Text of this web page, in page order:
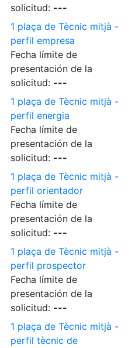
solicitud: ---
1 plaça de Tècnic mitjà -
perfil empresa
Fecha límite de
presentación de la
solicitud: ---
1 plaça de Tècnic mitjà -
perfil energia
Fecha límite de
presentación de la
solicitud: ---
1 plaça de Tècnic mitjà -
perfil orientador
Fecha límite de
presentación de la
solicitud: ---
1 plaça de Tècnic mitjà -
perfil prospector
Fecha límite de
presentación de la
solicitud: ---
1 plaça de Tècnic mitjà -
perfil tècnic de